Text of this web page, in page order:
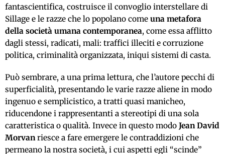
fantascientifica, costruisce il convoglio interstellare di
Sillage e le razze che lo popolano come una metafora
della società umana contemporanea, come essa afflitto
dagli stessi, radicati, mali: traffici illeciti e corruzione
politica, criminalità organizzata, iniqui sistemi di casta.
Può sembrare, a una prima lettura, che l’autore pecchi di
superficialità, presentando le varie razze aliene in modo
ingenuo e semplicistico, a tratti quasi manicheo,
riducendone i rappresentanti a stereotipi di una sola
caratteristica o qualità. Invece in questo modo Jean David
Morvan riesce a fare emergere le contraddizioni che
permeano la nostra società, i cui aspetti egli “scinde”